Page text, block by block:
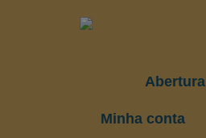
Abertura
Minha conta